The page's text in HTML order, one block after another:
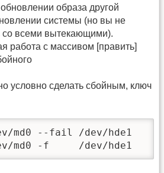
образа другой
системы (но вы не
со всеми вытекающими).
работа с массивом [править]
условно сделать сбойным, ключ
md0 --fail /dev/hde1
md0 -f     /dev/hde1